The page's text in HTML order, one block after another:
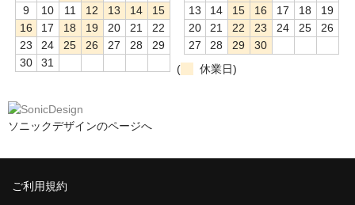
9
10 11 12 13 14
15
16
17 18 19 20 21
22
23
24 25 26 27 28
29
30
31
13
14 15 16 17 18
19
20
21 22 23 24 25
26
27
28 29
30
(
休業日)
ソニックデザインのページへ
ご利用規約